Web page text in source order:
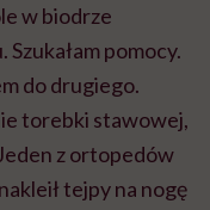
w biodrze
pomocy.
do drugiego.
torebki stawowej,
z ortopedów
tejpy na nogę